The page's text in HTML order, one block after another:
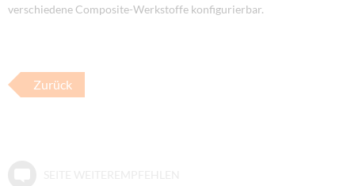
verschiedene Composite-Werkstoffe konfigurierbar.
Zurück